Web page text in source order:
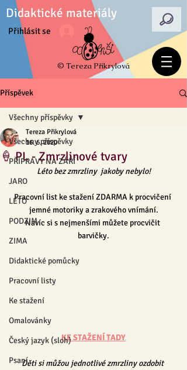
Didaktické materiály
Přihlásit se
© Tereza Přikrylová
Příspěvek
Všechny příspěvky
PŘÍPRAVY NA ZÁŘÍ
JARO
LÉTO
PODZIM
ZIMA
Didaktické pomůcky
Pracovní listy
Ke stažení
Omalovánky
Český jazyk (sloh)
Psaní
Všechny příspěvky
🍦 PL - Zmrzlinové tvary
Tereza Přikrylová
16. 6. 2020
Léto bez zmrzliny  jakoby nebylo!
Pracovní list ke stažení ZDARMA k procvičení
jemné motoriky a zrakového vnímání.
Navíc si s nejmenšími můžete procvičit
barvičky.
KE STAŽENÍ TADY
Děti si můžou jednotlivé zmrzliny ozdobit